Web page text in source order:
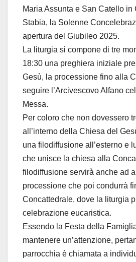
Maria Assunta e San Catello in
Stabia, la Solenne
apertura del Giubileo 2025.
La liturgia si compone di tre
18:30 una preghiera iniziale
Gesù, la processione fino alla
seguire l’Arcivescovo Alfano
Messa.
Per coloro che non dovessero
all’interno della Chiesa del
una filodiffusione all’esterno e
che unisce la chiesa alla
filodiffusione servirà anche ad
processione che poi condurrà
Concattedrale, dove la liturgia
celebrazione eucaristica.
Essendo la Festa della
mantenere un’attenzione,
parrocchia è chiamata a